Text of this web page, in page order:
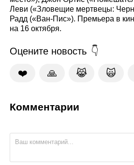
Леви («Зловещие мертвецы:
Радд («Ван-Пис»). Премьера в
на 16 октября.
Оцените новость
❤️ 🙏 😹 🙀
Комментарии